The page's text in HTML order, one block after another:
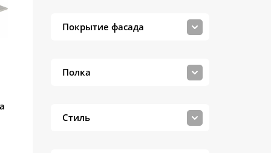
Покрытие фасада
Полка
Стиль